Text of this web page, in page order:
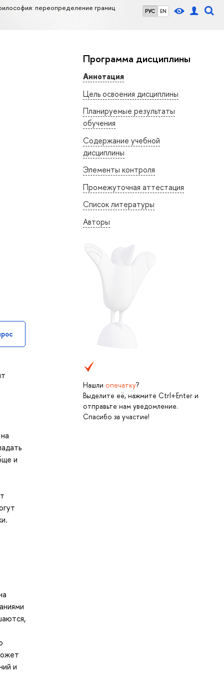
РУС EN
переопределение границ
Программа дисциплины
Аннотация
Цель освоения дисциплины
Планируемые результаты
обучения
Содержание учебной
дисциплины
Элементы контроля
Промежуточная аттестация
Список литературы
Авторы
Нашли опечатку?
Выделите её, нажмите Ctrl+Enter и
отправьте нам уведомление.
Спасибо за участие!
и
и